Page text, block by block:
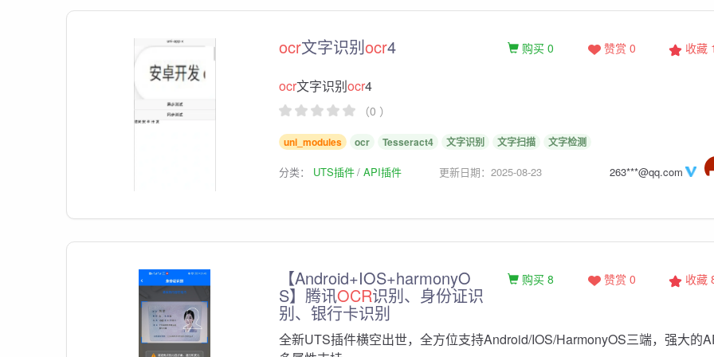
ocr文字识别ocr4 收藏 1
赞赏 0
购买 0
ocr文字识别ocr4
（0 ）
uni_modules ocr Tesseract4 文字识别 文字扫描 文字检测
分类： UTS插件 API插件 更新日期：2025-08-23 263***@qq.com
【Android+IOS+harmonyO
S】腾讯OCR识别、身份证识
别、银行卡识别
收藏
赞赏 0
购买 8
全新UTS插件横空出世，全方位支持Android/IOS/HarmonyOS三端，强大的